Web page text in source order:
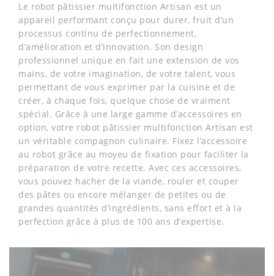
Le robot pâtissier multifonction Artisan est un
appareil performant conçu pour durer, fruit d’un
processus continu de perfectionnement,
d’amélioration et d’innovation. Son design
professionnel unique en fait une extension de vos
mains, de votre imagination, de votre talent, vous
permettant de vous exprimer par la cuisine et de
créer, à chaque fois, quelque chose de vraiment
spécial. Grâce à une large gamme d’accessoires en
option, votre robot pâtissier multifonction Artisan est
un véritable compagnon culinaire. Fixez l’accessoire
au robot grâce au moyeu de fixation pour faciliter la
préparation de votre recette. Avec ces accessoires,
vous pouvez hacher de la viande, rouler et couper
des pâtes ou encore mélanger de petites ou de
grandes quantités d’ingrédients, sans effort et à la
perfection grâce à plus de 100 ans d’expertise.